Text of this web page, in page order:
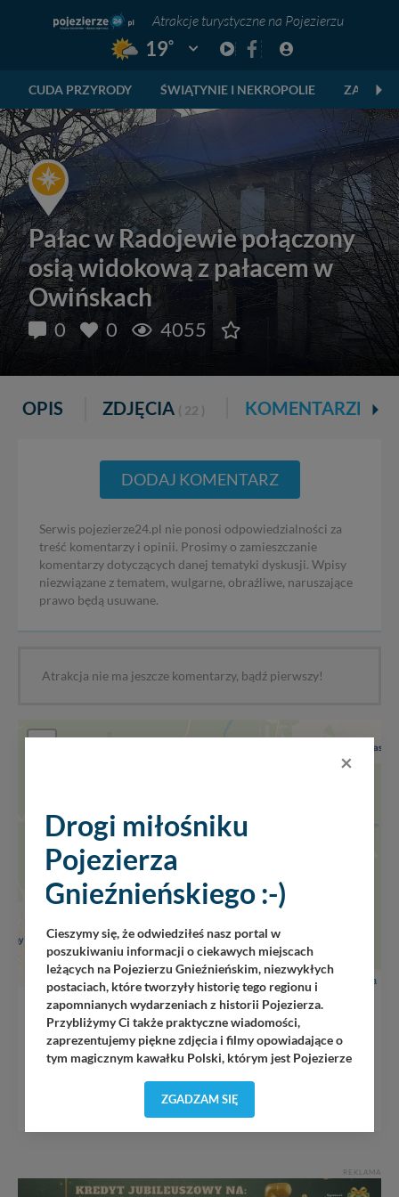
Atrakcje turystyczne na Pojezierzu
19° Pogoda: Gniezno
CUDA PRZYRODY ŚWIĄTYNIE I NEKROPOLIE ZABYTKI
Pałac w Radojewie połączony
osią widokową z pałacem w
Owińskach
0 0 4055
OPIS ZDJĘCIA ( 22 ) KOMENTARZE
DODAJ KOMENTARZ
Serwis pojezierze24.pl nie ponosi odpowiedzialności za
treść komentarzy i opinii. Prosimy o zamieszczanie
komentarzy dotyczących danej tematyki dyskusji. Wpisy
niezwiązane z tematem, wulgarne, obraźliwe, naruszające
prawo będą usuwane.
Atrakcja nie ma jeszcze komentarzy, bądź pierwszy!
+
Leaflet Wikimedia
Pałac w Radojewie połączony osią widokową z
pałacem w Owińskach
MAPA GOOGLE
REKLAMA
×
Drogi miłośniku
Pojezierza
Gnieźnieńskiego :-)
Cieszymy się, że odwiedziłeś nasz portal w
poszukiwaniu informacji o ciekawych miejscach
leżących na Pojezierzu Gnieźnieńskim, niezwykłych
postaciach, które tworzyły historię tego regionu i
zapomnianych wydarzeniach z historii Pojezierza.
Przybliżymy Ci także praktyczne wiadomości,
zaprezentujemy piękne zdjęcia i filmy opowiadające o
tym magicznym kawałku Polski, którym jest Pojezierze
Pojezierze Gnieźnieńskie odkrywać dla Ciebie na
składający się z pasjonatów, miłośników, czy wręcz
portal, poprzez jego rozbudowę oraz dostarczanie
ZGADZAM SIĘ